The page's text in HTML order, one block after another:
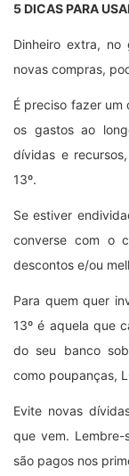
5 DICAS PARA
Dinheiro extra,
novas compras,
É preciso fazer um
os gastos ao
dívidas e
13º.
Se estiver
converse com o
descontos e/ou
Para quem quer
13º é aquela que
do seu banco
como poupanças,
Evite novas
que vem. Lembre-
são pagos nos